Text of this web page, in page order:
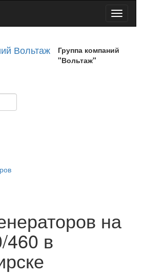
Toggle
Группа компаний
"Вольтаж"
на
460 в